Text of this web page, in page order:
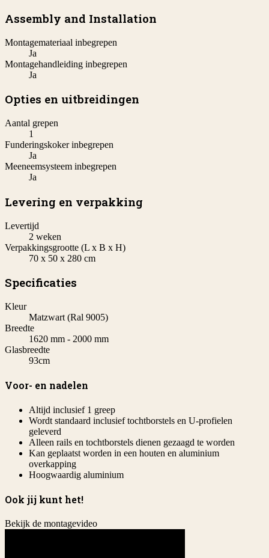
Assembly and Installation
Montagemateriaal inbegrepen
Ja
Montagehandleiding inbegrepen
Ja
Opties en uitbreidingen
Aantal grepen
1
Funderingskoker inbegrepen
Ja
Meeneemsysteem inbegrepen
Ja
Levering en verpakking
Levertijd
2 weken
Verpakkingsgrootte (L x B x H)
70 x 50 x 280 cm
Specificaties
Kleur
Matzwart (Ral 9005)
Breedte
1620 mm - 2000 mm
Glasbreedte
93cm
Voor- en nadelen
Altijd inclusief 1 greep
Wordt standaard inclusief tochtborstels en U-profielen
geleverd
Alleen rails en tochtborstels dienen gezaagd te worden
Kan geplaatst worden in een houten en aluminium
overkapping
Hoogwaardig aluminium
Ook jij kunt het!
Bekijk de montagevideo